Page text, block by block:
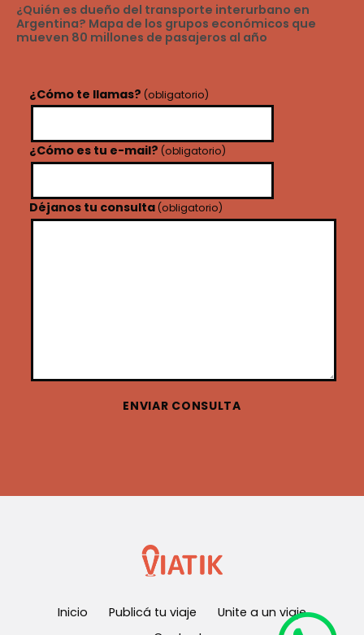
¿Quién es dueño del transporte interurbano en
Argentina? Mapa de los grupos económicos que
mueven 80 millones de pasajeros al año
¿Cómo te llamas? (obligatorio)
¿Cómo es tu e-mail? (obligatorio)
Déjanos tu consulta (obligatorio)
ENVIAR CONSULTA
Inicio Publicá tu viaje
Unite a un viaje